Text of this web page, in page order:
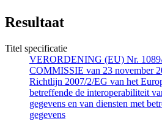
Resultaat
Titel specificatie
VERORDENING (EU) Nr.
COMMISSIE van 23 november
Richtlijn 2007/2/EG van het
betreffende de interoperabiliteit
gegevens en van diensten met
gegevens